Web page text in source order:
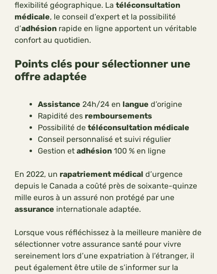
flexibilité géographique. La téléconsultation
médicale, le conseil d’expert et la possibilité
d’adhésion rapide en ligne apportent un véritable
confort au quotidien.
Points clés pour sélectionner une
offre adaptée
Assistance 24h/24 en langue d’origine
Rapidité des remboursements
Possibilité de téléconsultation médicale
Conseil personnalisé et suivi régulier
Gestion et adhésion 100 % en ligne
En 2022, un rapatriement médical d’urgence
depuis le Canada a coûté près de soixante-quinze
mille euros à un assuré non protégé par une
assurance internationale adaptée.
Lorsque vous réfléchissez à la meilleure manière de
sélectionner votre assurance santé pour vivre
sereinement lors d’une expatriation à l’étranger, il
peut également être utile de s’informer sur la